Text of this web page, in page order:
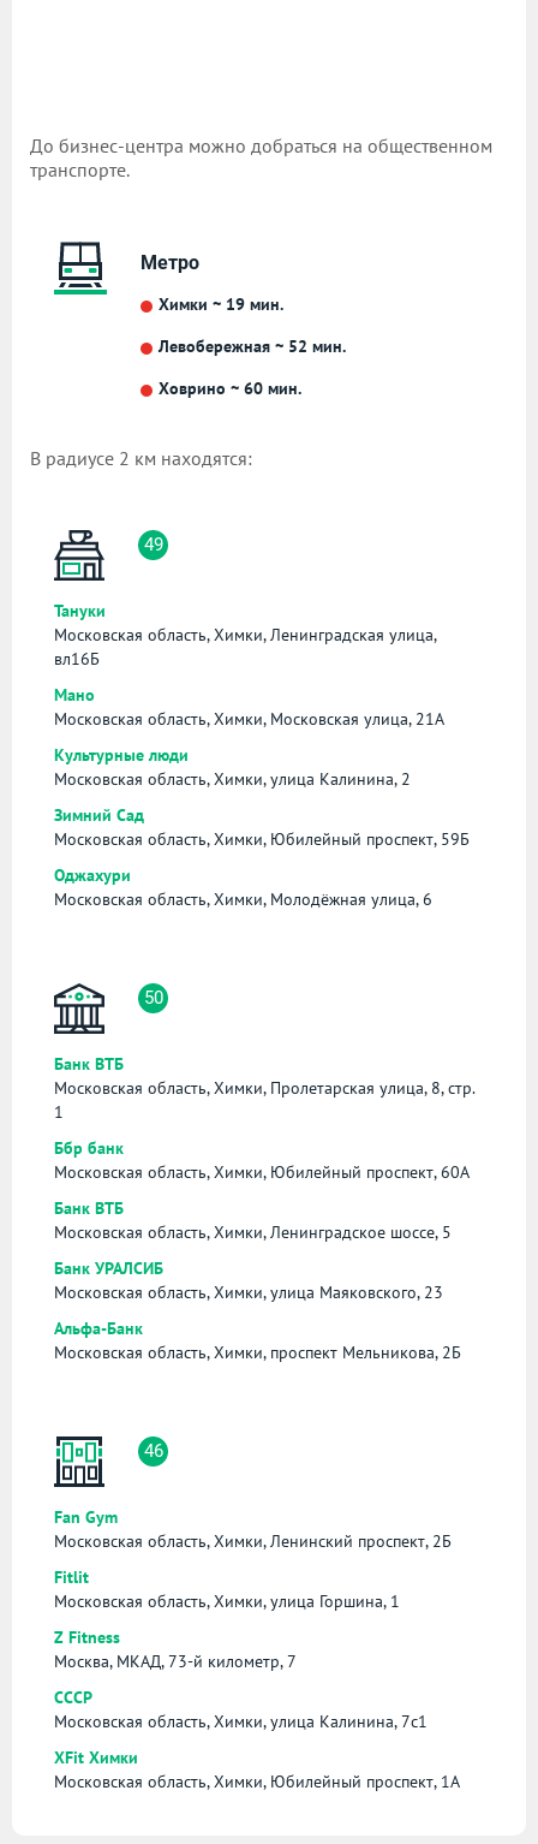
До бизнес-центра можно добраться на общественном
транспорте.
Метро
Химки ~ 19 мин.
Левобережная ~ 52 мин.
Ховрино ~ 60 мин.
В радиусе 2 км находятся:
49
Тануки
Московская область, Химки, Ленинградская улица,
вл16Б
Мано
Московская область, Химки, Московская улица, 21А
Культурные люди
Московская область, Химки, улица Калинина, 2
Зимний Сад
Московская область, Химки, Юбилейный проспект, 59Б
Оджахури
Московская область, Химки, Молодёжная улица, 6
50
Банк ВТБ
Московская область, Химки, Пролетарская улица, 8, стр.
1
Ббр банк
Московская область, Химки, Юбилейный проспект, 60А
Банк ВТБ
Московская область, Химки, Ленинградское шоссе, 5
Банк УРАЛСИБ
Московская область, Химки, улица Маяковского, 23
Альфа-Банк
Московская область, Химки, проспект Мельникова, 2Б
46
Fan Gym
Московская область, Химки, Ленинский проспект, 2Б
Fitlit
Московская область, Химки, улица Горшина, 1
Z Fitness
Москва, МКАД, 73-й километр, 7
СССР
Московская область, Химки, улица Калинина, 7с1
XFit Химки
Московская область, Химки, Юбилейный проспект, 1А